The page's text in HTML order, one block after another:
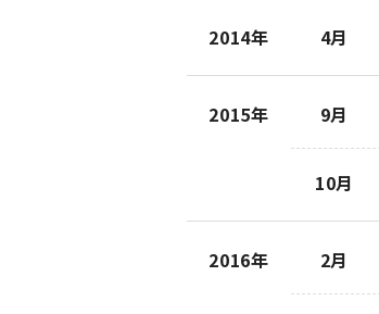
2014年 4月
2015年 9月
10月
2016年 2月